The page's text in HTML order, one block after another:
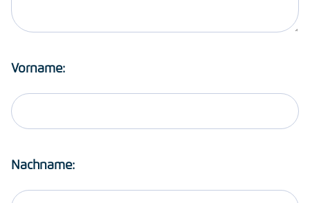
Vorname:
Nachname: